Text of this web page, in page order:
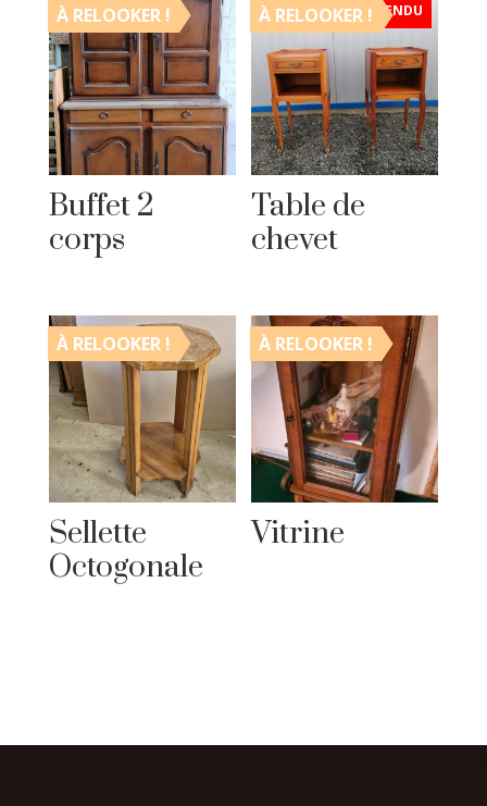
À RELOOKER !
Buffet 2
corps
À RELOOKER ! VENDU
Table de
chevet
À RELOOKER !
Sellette
Octogonale
À RELOOKER !
Vitrine